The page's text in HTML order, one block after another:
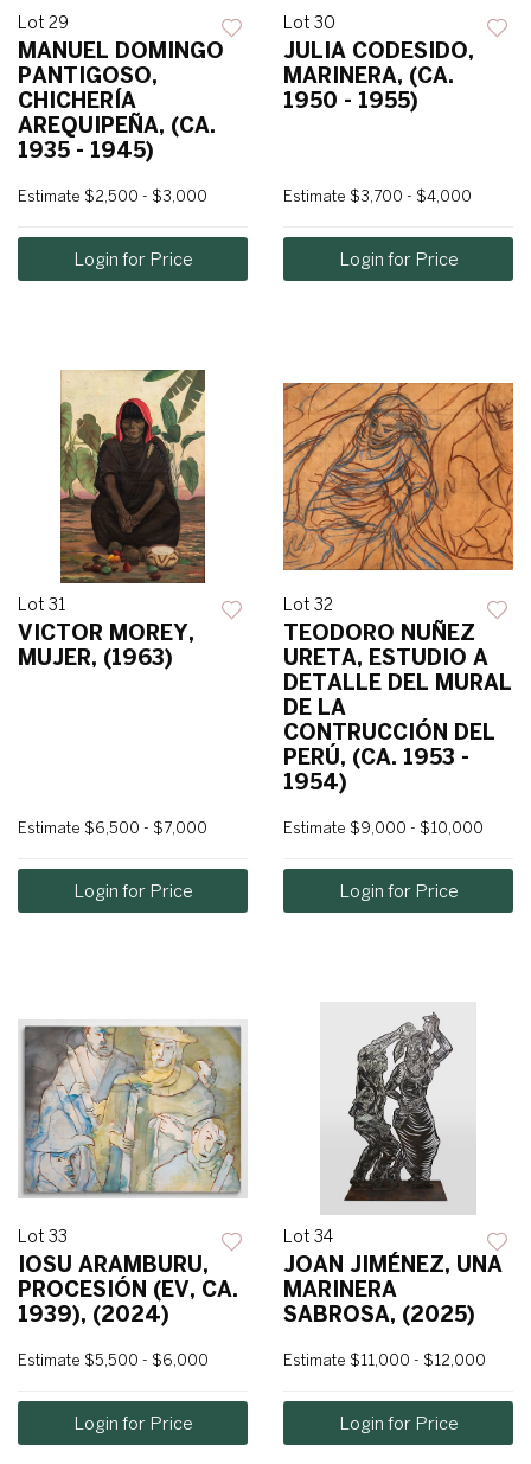
Lot 29
MANUEL DOMINGO
PANTIGOSO,
CHICHERÍA
AREQUIPEÑA, (CA.
1935 - 1945)
Estimate $2,500 - $3,000
Login for Price
Lot 30
JULIA CODESIDO,
MARINERA, (CA.
1950 - 1955)
Estimate $3,700 - $4,000
Login for Price
Lot 31
VICTOR MOREY,
MUJER, (1963)
Estimate $6,500 - $7,000
Login for Price
Lot 32
TEODORO NUÑEZ
URETA, ESTUDIO A
DETALLE DEL MURAL
DE LA
CONTRUCCIÓN DEL
PERÚ, (CA. 1953 -
1954)
Estimate $9,000 - $10,000
Login for Price
Lot 33
IOSU ARAMBURU,
PROCESIÓN (EV, CA.
1939), (2024)
Estimate $5,500 - $6,000
Login for Price
Lot 34
JOAN JIMÉNEZ, UNA
MARINERA
SABROSA, (2025)
Estimate $11,000 - $12,000
Login for Price